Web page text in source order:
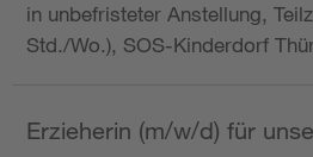
in unbefristeter Anstellung,
Std./Wo.), SOS-Kinderdorf
Erzieherin (m/w/d) für